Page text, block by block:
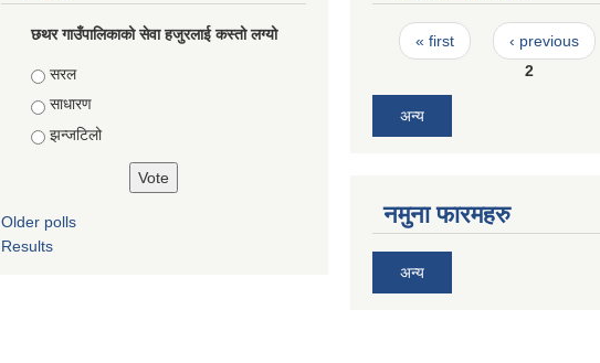
छथर गाउँपालिकाको सेवा हजुरलाई कस्तो लग्यो
Choices
सरल
साधारण
झन्जटिलो
Older polls
Results
Pages
« first ‹ previous
2
अन्य
नमुना फारमहरु
अन्य